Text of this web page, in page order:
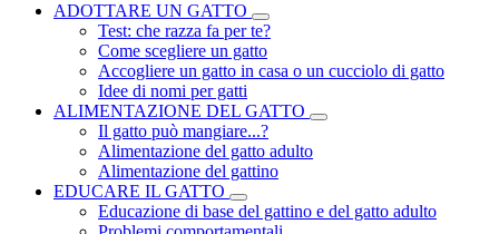
ADOTTARE UN GATTO
Test: che razza fa per te?
Come scegliere un gatto
Accogliere un gatto in casa o un cucciolo di gatto
Idee di nomi per gatti
ALIMENTAZIONE DEL GATTO
Il gatto può mangiare...?
Alimentazione del gatto adulto
Alimentazione del gattino
EDUCARE IL GATTO
Educazione di base del gattino e del gatto adulto